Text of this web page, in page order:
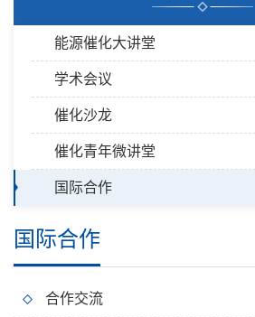
能源催化大讲堂
学术会议
催化沙龙
催化青年微讲堂
国际合作
国际合作
合作交流